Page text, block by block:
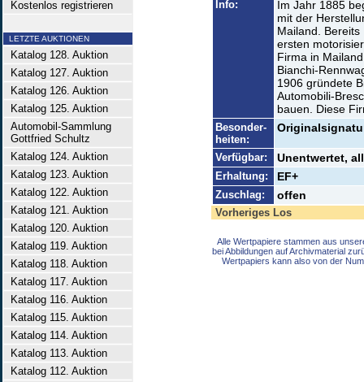
Kostenlos registrieren
LETZTE AUKTIONEN
Katalog 128. Auktion
Katalog 127. Auktion
Katalog 126. Auktion
Katalog 125. Auktion
Automobil-Sammlung
Gottfried Schultz
Katalog 124. Auktion
Katalog 123. Auktion
Katalog 122. Auktion
Katalog 121. Auktion
Katalog 120. Auktion
Katalog 119. Auktion
Katalog 118. Auktion
Katalog 117. Auktion
Katalog 116. Auktion
Katalog 115. Auktion
Katalog 114. Auktion
Katalog 113. Auktion
Katalog 112. Auktion
Info:
Im Jahr 1885
mit der
Mailand.
ersten
Firma in
Bianchi-
1906 gründete
Automobili-
bauen. Diese
Besonder-
heiten:
Verfügbar: Unentwertet,
Erhaltung: EF+
Zuschlag: offen
Vorheriges Los
Alle Wertpapiere stammen aus
bei Abbildungen auf Archivmaterial
Wertpapiers kann also von der